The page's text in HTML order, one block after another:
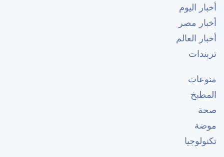
أخبار اليوم
أخبار مصر
أخبار العالم
تريندات
منوعات
المطبخ
صحة
موضة
تكنولوجيا